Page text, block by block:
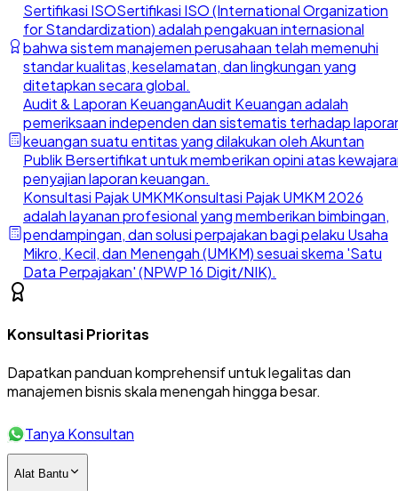
Sertifikasi ISOSertifikasi ISO (International Organization
for Standardization) adalah pengakuan internasional
bahwa sistem manajemen perusahaan telah memenuhi
standar kualitas, keselamatan, dan lingkungan yang
ditetapkan secara global.
Audit & Laporan KeuanganAudit Keuangan adalah
pemeriksaan independen dan sistematis terhadap
keuangan suatu entitas yang dilakukan oleh Akuntan
Publik Bersertifikat untuk memberikan opini atas
penyajian laporan keuangan.
Konsultasi Pajak UMKMKonsultasi Pajak UMKM 2026
adalah layanan profesional yang memberikan bimbingan,
pendampingan, dan solusi perpajakan bagi pelaku Usaha
Mikro, Kecil, dan Menengah (UMKM) sesuai skema 'Satu
Data Perpajakan' (NPWP 16 Digit/NIK).
Konsultasi Prioritas
Dapatkan panduan komprehensif untuk legalitas dan
manajemen bisnis skala menengah hingga besar.
Tanya Konsultan
Alat Bantu